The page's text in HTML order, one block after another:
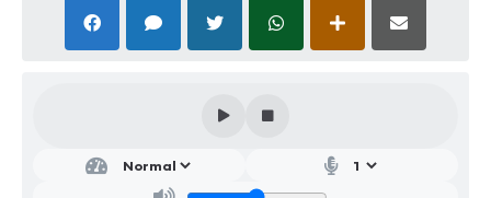
Certidão Negativa de Empresa
Parcerias com Organização da Sociedade Civil (OSC)
Conselhos Municipais